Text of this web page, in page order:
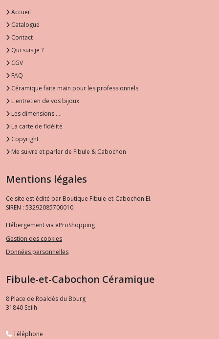
Accueil
Catalogue
Contact
Qui suis je ?
CGV
FAQ
Céramique faite main pour les professionnels
L'entretien de vos bijoux
Les dimensions ....
La carte de fidélité
Copyright
Me suivre et parler de Fibule & Cabochon
Mentions légales
Ce site est édité par Boutique Fibule-et-Cabochon EI.
SIREN : 53292085700010
Hébergement via eProShopping
Gestion des cookies
Données personnelles
Fibule-et-Cabochon Céramique
8 Place de Roaldès du Bourg
31840 Seilh
Téléphone